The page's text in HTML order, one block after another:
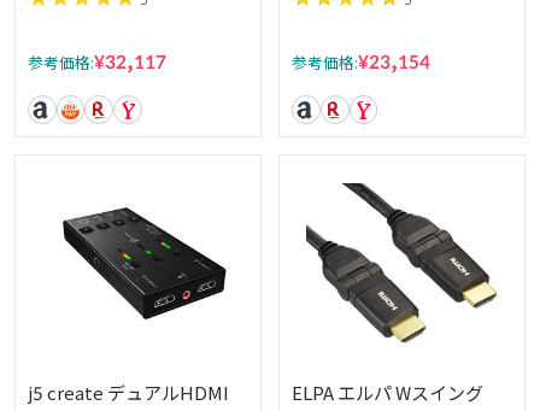
参考価格:¥32,117 参考価格:¥23,154
j5 create デュアルHDMI
ELPA エルパ Wスイング